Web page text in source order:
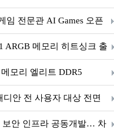
임 전문관 AI Games 오픈
ARGB 메모리 히트싱크 출
모리 엘리트 DDR5
안 전 사용자 대상 전면
보안 인프라 공동개발… 차